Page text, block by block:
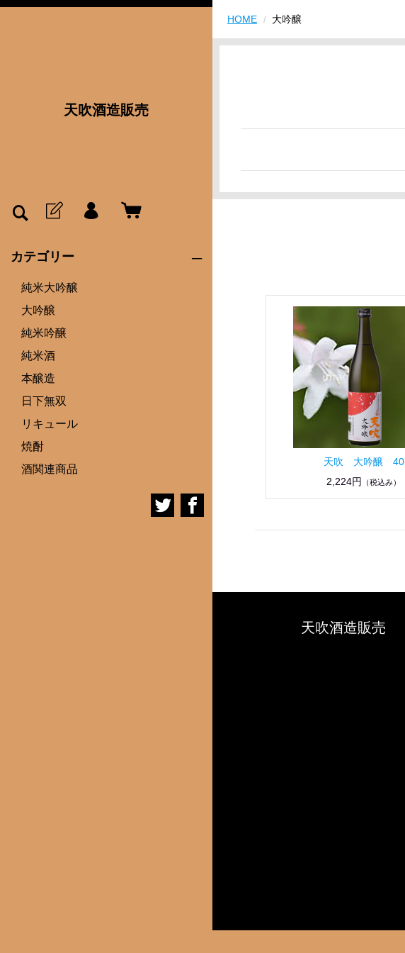
天吹酒造販売
カテゴリー
純米大吟醸
大吟醸
純米吟醸
純米酒
本醸造
日下無双
リキュール
焼酎
酒関連商品
HOME 大吟醸
天吹 大吟醸 40
2,224円
（税込み）
天吹酒造販売